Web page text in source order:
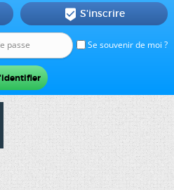
Se souvenir de moi ?
 S'inscrire